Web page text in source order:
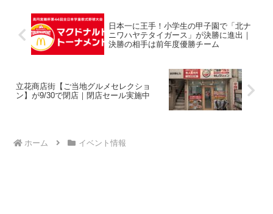
日本一に王手！小学生の甲子園で「北ナ
ニワハヤテタイガース」が決勝に進出｜
決勝の相手は前年度優勝チーム
立花商店街【ご当地グルメセレクショ
ン】が9/30で閉店｜閉店セール実施中
ホーム イベント情報